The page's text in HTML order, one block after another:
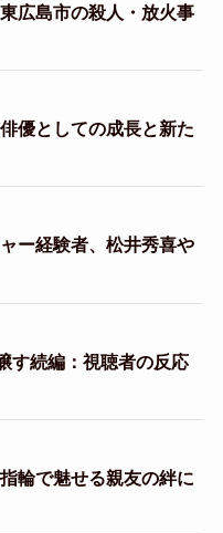
広島市の殺人・放火事
優としての成長と新た
ー経験者、松井秀喜や
す続編：視聴者の反応
輪で魅せる親友の絆に